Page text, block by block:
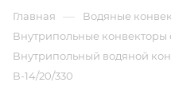
Главная — Водяные
Внутрипольные конвекторы
Внутрипольный водяной
В-14/20/330